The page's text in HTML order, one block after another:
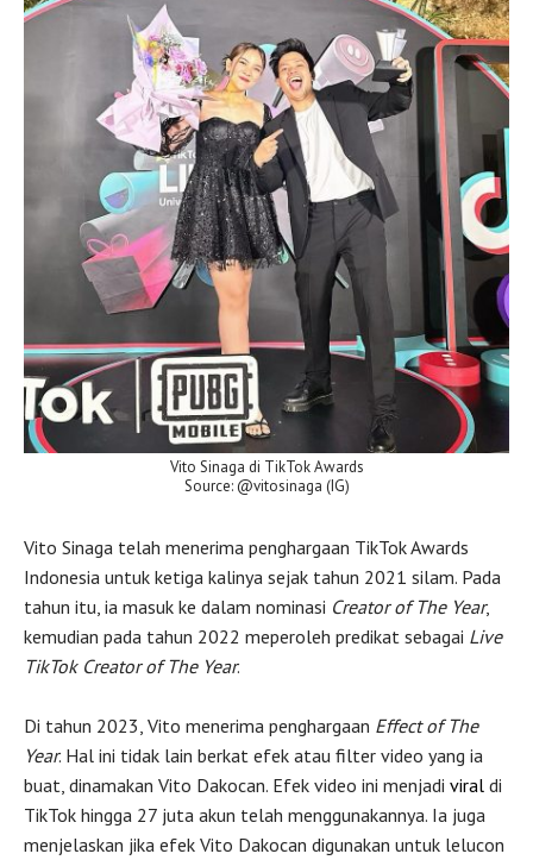
Vito Sinaga di TikTok Awards
Source: @vitosinaga (IG)
Vito Sinaga telah menerima penghargaan TikTok Awards
Indonesia untuk ketiga kalinya sejak tahun 2021 silam. Pada
tahun itu, ia masuk ke dalam nominasi Creator of The Year,
kemudian pada tahun 2022 meperoleh predikat sebagai Live
TikTok Creator of The Year.
Di tahun 2023, Vito menerima penghargaan Effect of The
Year. Hal ini tidak lain berkat efek atau filter video yang ia
buat, dinamakan Vito Dakocan. Efek video ini menjadi viral di
TikTok hingga 27 juta akun telah menggunakannya. Ia juga
menjelaskan jika efek Vito Dakocan digunakan untuk lelucon